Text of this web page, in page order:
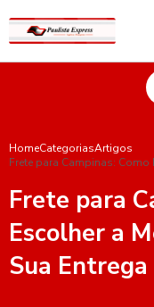
HomeCategoriasArtigos
Frete para Campinas:
Frete para
Escolher a
Sua Entrega